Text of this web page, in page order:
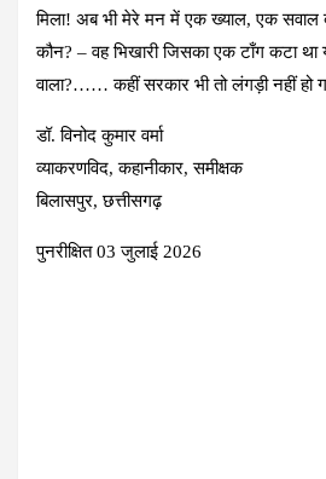
मिला! अब भी मेरे मन में एक ख्याल, एक सवाल
कौन? – वह भिखारी जिसका एक टाँग कटा था
वाला?…… कहीं सरकार भी तो लंगड़ी नहीं हो
डॉ. विनोद कुमार वर्मा
व्याकरणविद, कहानीकार, समीक्षक
बिलासपुर, छत्तीसगढ़
पुनरीक्षित 03 जुलाई 2026